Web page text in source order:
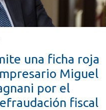
una ficha roja
Miguel
por el
fiscal